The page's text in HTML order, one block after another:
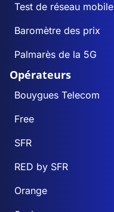
Test de réseau mobile
Baromètre des prix
Palmarès de la 5G
Opérateurs
Bouygues Telecom
Free
SFR
RED by SFR
Orange